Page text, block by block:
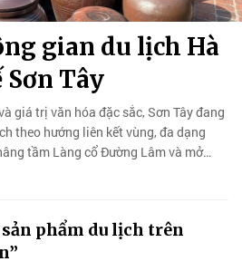
gian du lịch Hà
Tây
giá trị văn hóa đặc sắc, Sơn Tây đang
theo hướng liên kết vùng, đa dạng
tầm Làng cổ Đường Lâm và mở
Tây Hà Nội.
phẩm du lịch trên